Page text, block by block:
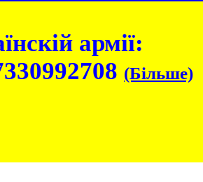
армії:
(Більше)